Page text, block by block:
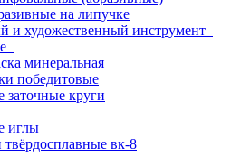
на липучке
и художественный инструмент
минеральная
победитовые
заточные круги
иглы
вк-8